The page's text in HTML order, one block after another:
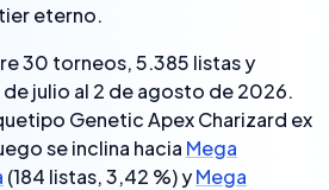
eterno.
30 torneos, 5.385 listas y
julio al 2 de agosto de 2026.
Genetic Apex Charizard ex
se inclina hacia Mega
(184 listas, 3,42 %) yMega